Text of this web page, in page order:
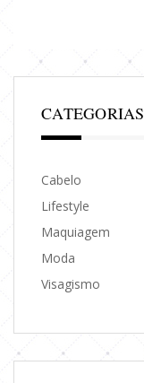
CATEGORIAS
Cabelo
Lifestyle
Maquiagem
Moda
Visagismo